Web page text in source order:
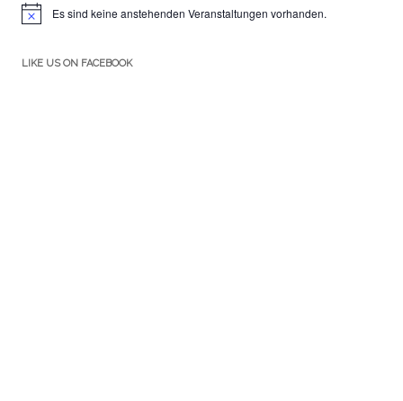
HinweisEs sind keine anstehenden Veranstaltungen vorhanden.
LIKE US ON FACEBOOK